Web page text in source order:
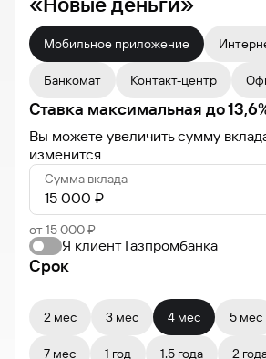
«Новые деньги»
Мобильное приложение
Банкомат Контакт-центр
Ставка максимальная до13,6
Вы можете увеличить сумму
изменится
Сумма вклада
от 15 000 ₽
Я клиент Газпромбанка
Срок
2 мес 3 мес 4 мес 5 мес
7 мес 1 год 1.5 года 2